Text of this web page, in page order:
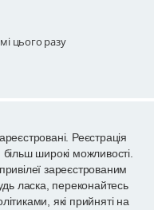
цього разу
Реєстрація
широкі можливості.
зареєстрованим
ласка, переконайтесь
які прийняті на